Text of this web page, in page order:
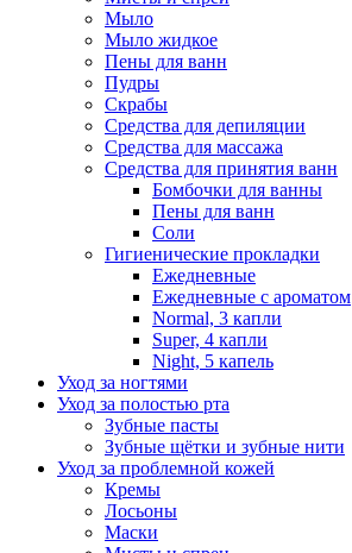
Мыло
Мыло жидкое
Пены для ванн
Пудры
Скрабы
Средства для депиляции
Средства для массажа
Средства для принятия ванн
Бомбочки для ванны
Пены для ванн
Соли
Гигиенические прокладки
Ежедневные
Ежедневные с ароматом
Normal, 3 капли
Super, 4 капли
Night, 5 капель
Уход за ногтями
Уход за полостью рта
Зубные пасты
Зубные щётки и зубные нити
Уход за проблемной кожей
Кремы
Лосьоны
Маски